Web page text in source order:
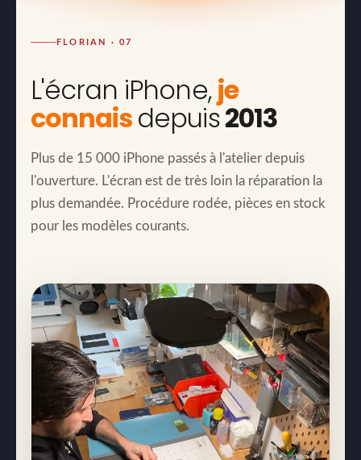
FLORIAN · 07
L'écran iPhone,je
connaisdepuis2013
Plus de 15 000 iPhone passés à l'atelier depuis
l'ouverture. L'écran est de très loin la réparation la
plus demandée. Procédure rodée, pièces en stock
pour les modèles courants.